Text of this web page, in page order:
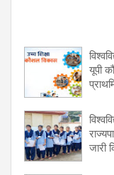
यूपी
जारी